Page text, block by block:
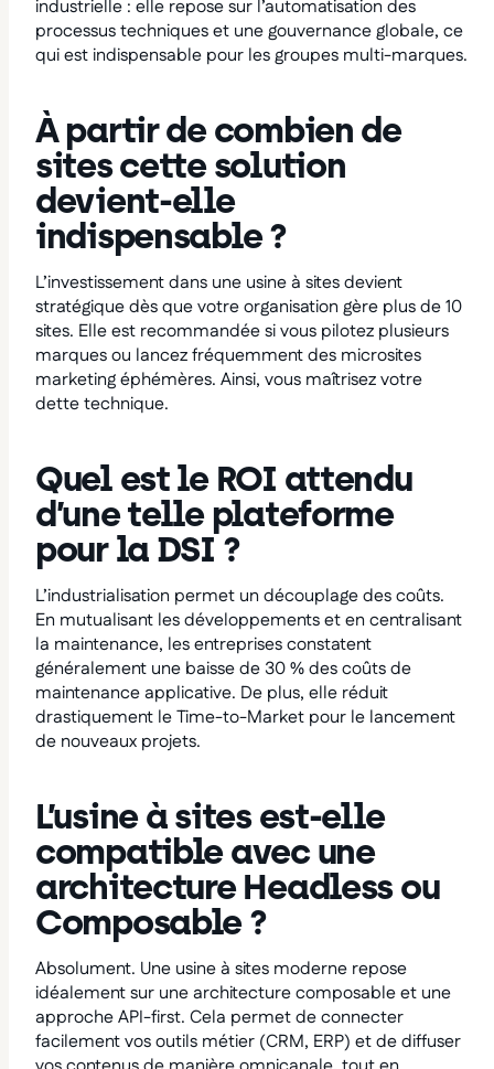
industrielle : elle repose sur l’automatisation des
processus techniques et une gouvernance globale, ce
qui est indispensable pour les groupes multi-marques.
À partir de combien de
sites cette solution
devient-elle
indispensable ?
L’investissement dans une usine à sites devient
stratégique dès que votre organisation gère plus de 10
sites. Elle est recommandée si vous pilotez plusieurs
marques ou lancez fréquemment des microsites
marketing éphémères. Ainsi, vous maîtrisez votre
dette technique.
Quel est le ROI attendu
d’une telle plateforme
pour la DSI ?
L’industrialisation permet un découplage des coûts.
En mutualisant les développements et en centralisant
la maintenance, les entreprises constatent
généralement une baisse de 30 % des coûts de
maintenance applicative. De plus, elle réduit
drastiquement le Time-to-Market pour le lancement
de nouveaux projets.
L’usine à sites est-elle
compatible avec une
architecture Headless ou
Composable ?
Absolument. Une usine à sites moderne repose
idéalement sur une architecture composable et une
approche API-first. Cela permet de connecter
facilement vos outils métier (CRM, ERP) et de diffuser